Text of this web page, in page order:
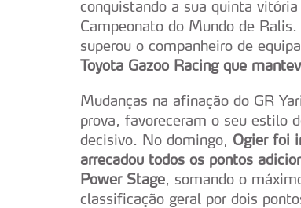
conquistando a sua quinta
Campeonato do Mundo de
superou o companheiro de
Toyota Gazoo Racing que
Mudanças na afinação do GR
prova, favoreceram o seu estilo
decisivo. No domingo, Ogier foi
arrecadou todos os pontos
Power Stage, somando o
classificação geral por dois